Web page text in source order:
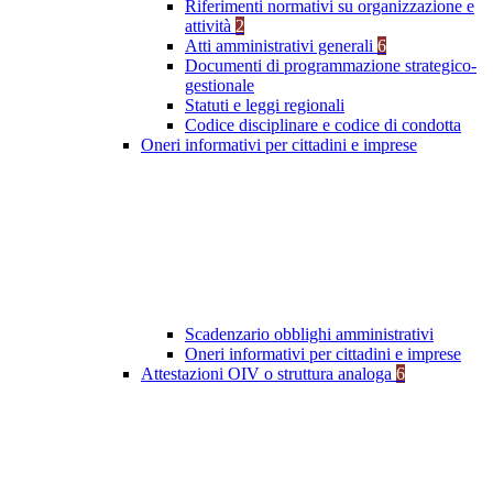
Riferimenti normativi su organizzazione e
attività 2
Atti amministrativi generali 6
Documenti di programmazione strategico-
gestionale
Statuti e leggi regionali
Codice disciplinare e codice di condotta
Oneri informativi per cittadini e imprese
Scadenzario obblighi amministrativi
Oneri informativi per cittadini e imprese
Attestazioni OIV o struttura analoga 6